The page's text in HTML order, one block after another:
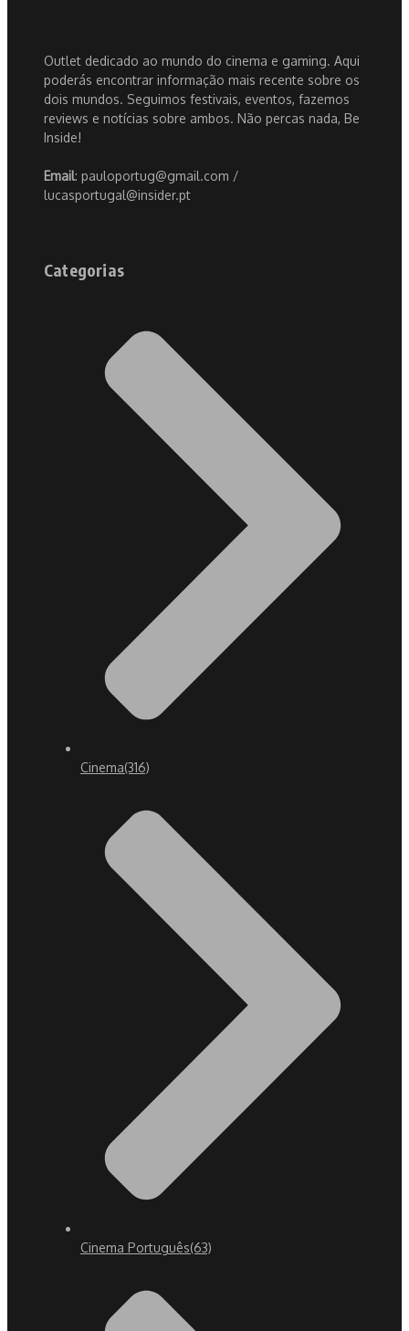
Outlet dedicado ao mundo do cinema e gaming. Aqui
poderás encontrar informação mais recente sobre os
dois mundos. Seguimos festivais, eventos, fazemos
reviews e notícias sobre ambos. Não percas nada, Be
Inside!
Email: pauloportug@gmail.com /
lucasportugal@insider.pt
Categorias
Cinema(316)
Cinema Português(63)